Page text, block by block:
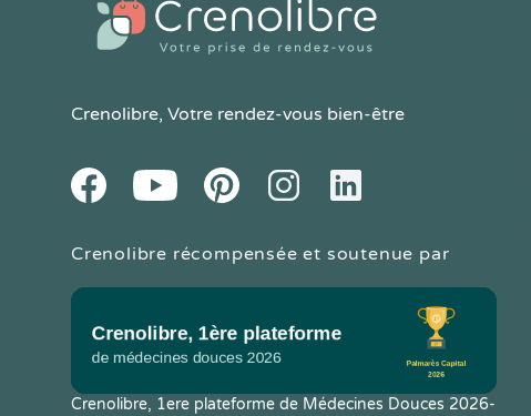
Crenolibre, Votre rendez-vous bien-être
FacebookYoutube PinteresetInstagramLinkedIn
Crenolibre récompensée et soutenue par
Crenolibre, 1ere plateforme de Médecines Douces 2026-